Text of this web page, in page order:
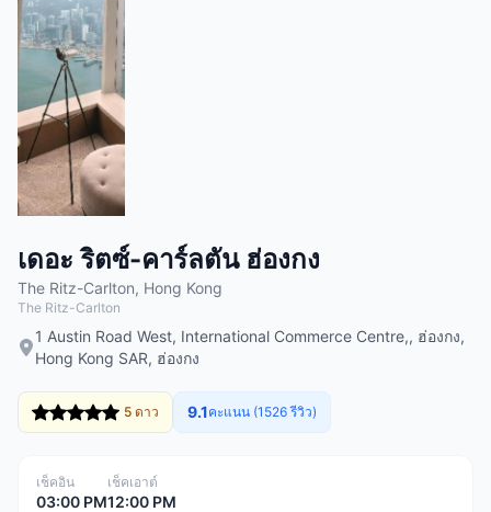
เดอะ ริตซ์-คาร์ลตัน ฮ่องกง
The Ritz-Carlton, Hong Kong
The Ritz-Carlton
1 Austin Road West, International Commerce Centre,, ฮ่องกง,
Hong Kong SAR, ฮ่องกง
5 ดาว 9.1คะแนน (1526 รีวิว)
เช็คอิน
03:00 PM
เช็คเอาต์
12:00 PM